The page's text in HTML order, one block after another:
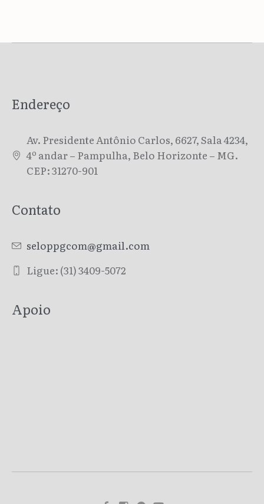
Endereço
Av. Presidente Antônio Carlos, 6627, Sala 4234,
4º andar – Pampulha, Belo Horizonte – MG.
CEP: 31270-901
Contato
seloppgcom@gmail.com
Ligue: (31) 3409-5072
Apoio